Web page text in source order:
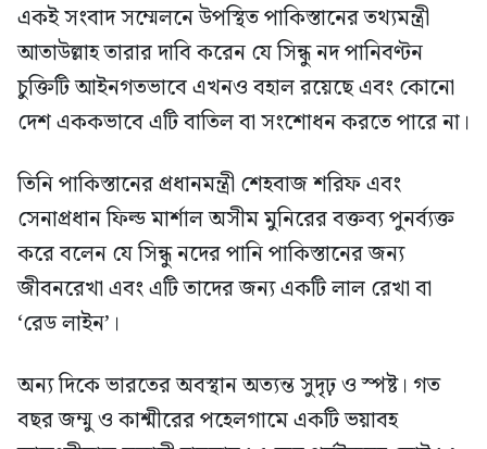
একই সংবাদ সম্মেলনে উপস্থিত পাকিস্তানের তথ্যমন্ত্রী
আতাউল্লাহ তারার দাবি করেন যে সিন্ধু নদ পানিবণ্টন
চুক্তিটি আইনগতভাবে এখনও বহাল রয়েছে এবং কোনো
দেশ এককভাবে এটি বাতিল বা সংশোধন করতে পারে না।
তিনি পাকিস্তানের প্রধানমন্ত্রী শেহবাজ শরিফ এবং
সেনাপ্রধান ফিল্ড মার্শাল অসীম মুনিরের বক্তব্য পুনর্ব্যক্ত
করে বলেন যে সিন্ধু নদের পানি পাকিস্তানের জন্য
জীবনরেখা এবং এটি তাদের জন্য একটি লাল রেখা বা
‘রেড লাইন’।
অন্য দিকে ভারতের অবস্থান অত্যন্ত সুদৃঢ় ও স্পষ্ট। গত
বছর জম্মু ও কাশ্মীরের পহেলগামে একটি ভয়াবহ